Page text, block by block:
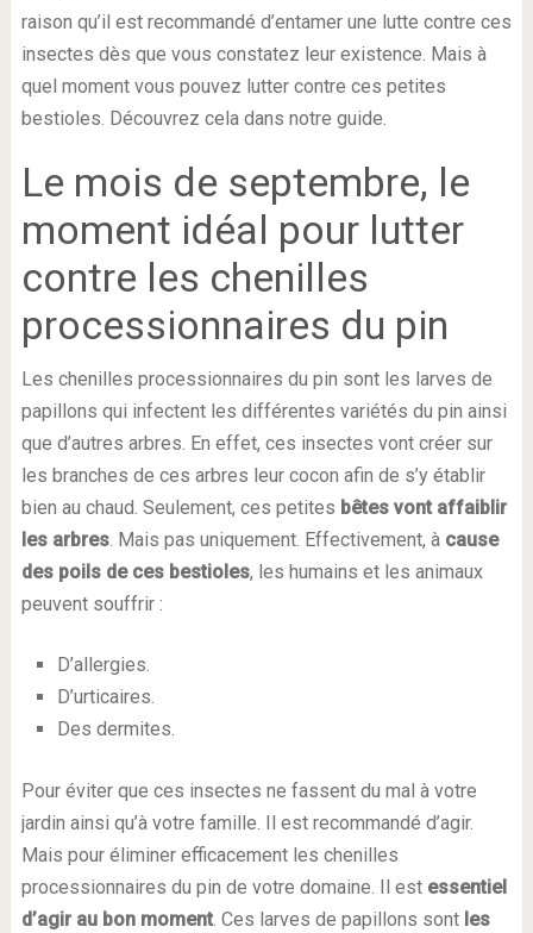
raison qu’il est recommandé d’entamer une lutte contre ces
insectes dès que vous constatez leur existence. Mais à
quel moment vous pouvez lutter contre ces petites
bestioles. Découvrez cela dans notre guide.
Le mois de septembre, le
moment idéal pour lutter
contre les chenilles
processionnaires du pin
Les chenilles processionnaires du pin sont les larves de
papillons qui infectent les différentes variétés du pin ainsi
que d’autres arbres. En effet, ces insectes vont créer sur
les branches de ces arbres leur cocon afin de s’y établir
bien au chaud. Seulement, ces petites bêtes vont affaiblir
les arbres. Mais pas uniquement. Effectivement, à cause
des poils de ces bestioles, les humains et les animaux
peuvent souffrir :
D’allergies.
D’urticaires.
Des dermites.
Pour éviter que ces insectes ne fassent du mal à votre
jardin ainsi qu’à votre famille. Il est recommandé d’agir.
Mais pour éliminer efficacement les chenilles
processionnaires du pin de votre domaine. Il est essentiel
d’agir au bon moment. Ces larves de papillons sont les